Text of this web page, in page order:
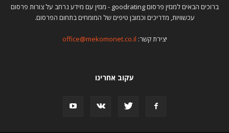
ברוכים הבאים למגזין פרסום goodrating - מגזין עם מידע נרחב על צורות פרסום
עכשוויות, מדריכים וכמובן טיפים של המומחים בתחום הפרסום.
יצירת קשר: office@mekomonet.co.il
עקוב אחרינו